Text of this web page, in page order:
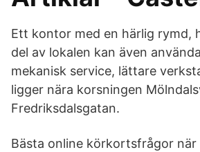
Ett kontor med en härlig rymd,
del av lokalen kan även
mekanisk service, lättare
ligger nära korsningen
Fredriksdalsgatan.
Bästa online körkortsfrågor när